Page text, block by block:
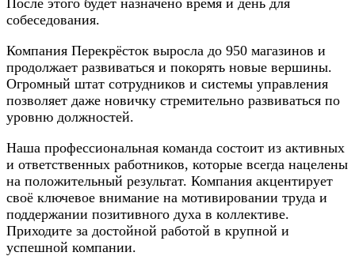
собеседования.
Компания Перекрёсток выросла до 950 магазинов и
продолжает развиваться и покорять новые вершины.
Огромный штат сотрудников и системы управления
позволяет даже новичку стремительно развиваться по
уровню должностей.
Наша профессиональная команда состоит из активных
и ответственных работников, которые всегда нацелены
на положительный результат. Компания акцентирует
своё ключевое внимание на мотивировании труда и
поддержании позитивного духа в коллективе.
Приходите за достойной работой в крупной и
успешной компании.